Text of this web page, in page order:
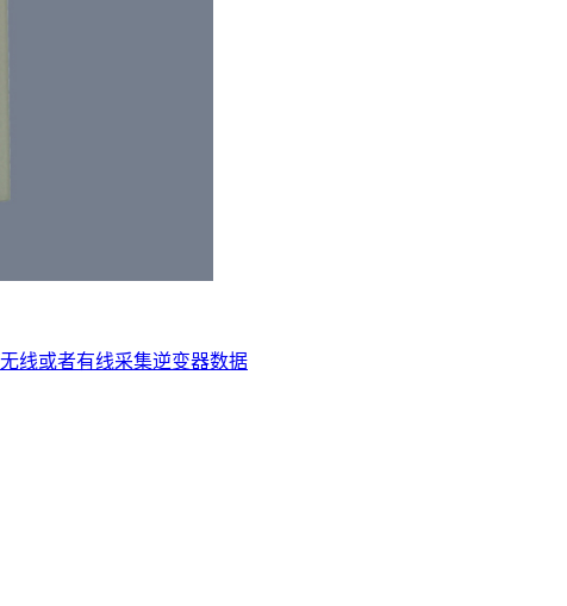
线或者有线采集逆变器数据